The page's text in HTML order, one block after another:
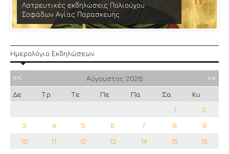
Λατρευτικές εκδηλώσεις Πολιούχου
Σοφάδων Αγίας Παρασκευής
Ημερολόγιο Εκδηλώσεων
Αύγουστος 2026
Δε
Τρ Τε Πε Πα Σα
Κυ
1
2
3
4 5 6 7 8
9
10
11 12 13 14 15
16